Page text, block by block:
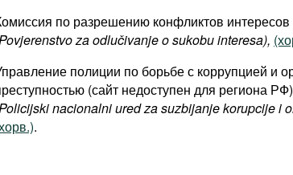
по разрешению конфликтов интересов
za odlučivanje o sukobu interesa),
полиции по борьбе с коррупцией и
(сайт недоступен для региона РФ)
nacionalni ured za suzbijanje korupcije i
.